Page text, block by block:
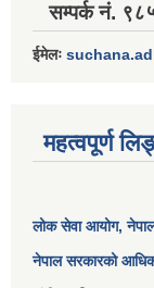
सम्पर्क नं.
ईमेलः
महत्वपूर्ण
लोक सेवा आयोग,
नेपाल सरकारको